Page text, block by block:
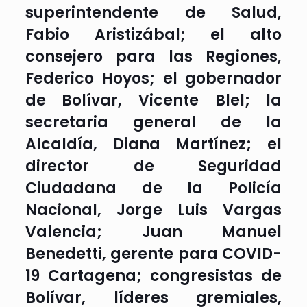
superintendente de Salud,
Fabio Aristizábal; el alto
consejero para las Regiones,
Federico Hoyos; el gobernador
de Bolívar, Vicente Blel; la
secretaria general de la
Alcaldía, Diana Martínez; el
director de Seguridad
Ciudadana de la Policía
Nacional, Jorge Luis Vargas
Valencia; Juan Manuel
Benedetti, gerente para COVID-
19 Cartagena; congresistas de
Bolívar, líderes gremiales,